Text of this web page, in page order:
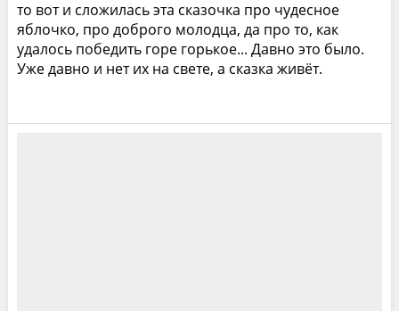
то вот и сложилась эта сказочка про чудесное
яблочко, про доброго молодца, да про то, как
удалось победить горе горькое... Давно это было.
Уже давно и нет их на свете, а сказка живёт.